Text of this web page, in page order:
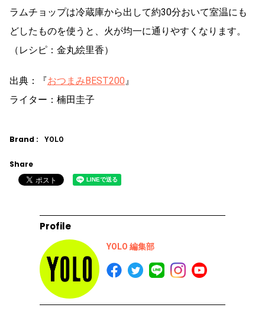
ラムチョップは冷蔵庫から出して約30分おいて室温にも
どしたものを使うと、火が均一に通りやすくなります。
（レシピ：金丸絵里香）
出典：『おつまみBEST200』
ライター：楠田圭子
Brand : YOLO
Share
Profile
YOLO 編集部